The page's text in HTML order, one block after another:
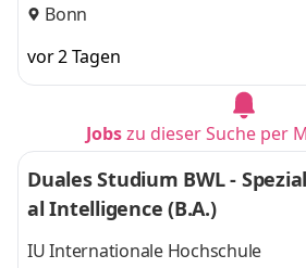
Bonn
vor 2 Tagen
Jobszu dieser Suche per
Duales Studium BWL -
al Intelligence (B.A.)
IU Internationale Hochschule